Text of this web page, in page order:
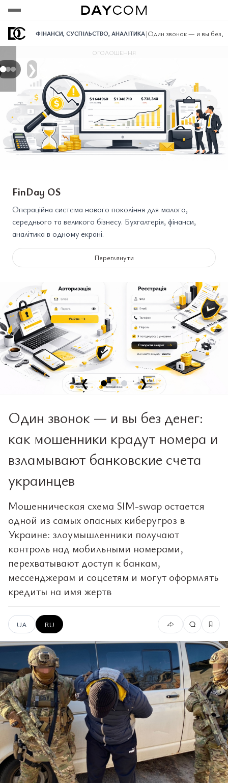
ФІНАНСИ, СУСПІЛЬСТВО, АНАЛІТИКА|Один звонок — и вы без
❯
ОГОЛОШЕННЯ
FinDay OS
Операційна система нового покоління для малого,
середнього та великого бізнесу. Бухгалтерія, фінанси,
аналітика в одному екрані.
Переглянути
❮ ❯
Один звонок — и вы без денег:
как мошенники крадут номера и
взламывают банковские счета
украинцев
Мошенническая схема SIM-swap остается
одной из самых опасных киберугроз в
Украине: злоумышленники получают
контроль над мобильными номерами,
перехватывают доступ к банкам,
мессенджерам и соцсетям и могут оформлять
кредиты на имя жертв
UA RU